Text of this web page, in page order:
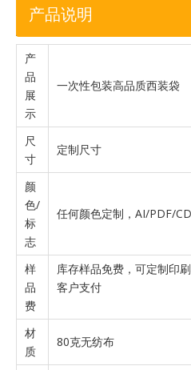
产品说明
产
品
展
示
一次性包装高品质西装袋
尺
寸
定制尺寸
颜
色/
标
志
任何颜色定制，AI/PDF/
样
品
费
库存样品免费，可定制印
客户支付
材
质
80克无纺布